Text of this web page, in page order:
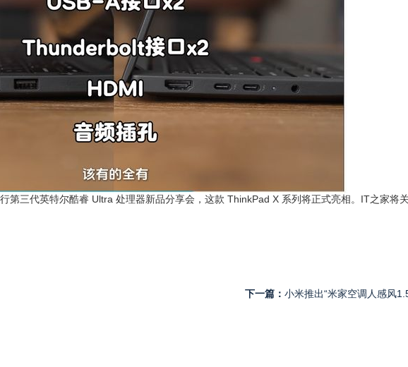
三代英特尔酷睿 Ultra 处理器新品分享会，这款 ThinkPad X 系列将正式亮相。IT之家将
下一篇： 小米推出“米家空调人感风